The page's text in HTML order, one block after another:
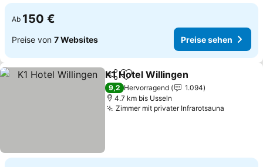
Ab 150 €
Preise von 7 Websites Preise sehen
TeilenZu Favoriten hinzufügen
K1 Hotel Willingen
9,2 Hervorragend
1.094
4.7 km bis Usseln
Zimmer mit privater Infrarotsauna